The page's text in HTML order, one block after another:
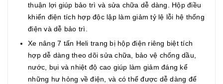
thuận lợi giúp bảo trì và sửa chữa dễ dàng. Hộp điều
khiển điện tích hợp độc lập làm giảm tỷ lệ lỗi hệ thống
điện và dễ bảo trì.
Xe nâng 7 tấn Heli trang bị hộp điện riêng biệt tích
hợp dễ dàng theo dõi sửa chữa, bảo vệ chống dầu,
nước, bụi và nhiệt độ cao giúp làm giảm đáng kể
những hư hỏng về điện, và có thể được dễ dàng để